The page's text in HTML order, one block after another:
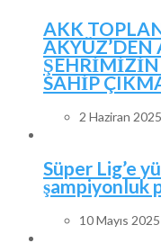
AKK
AKYÜZ’DEN
ŞEHRİMİZİN
SAHİP
2 Haziran 2025
Süper Lig’e
şampiyonluk
10 Mayıs 2025